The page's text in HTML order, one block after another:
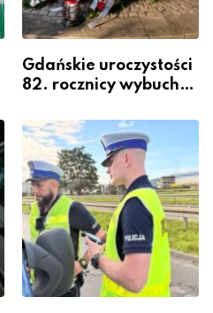
Gdańskie uroczystości
82. rocznicy wybuchu
Warszawskiego